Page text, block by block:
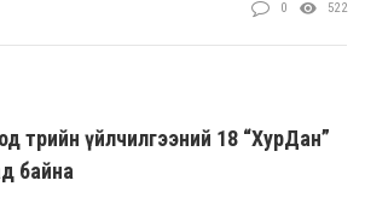
0 522
төрийн үйлчилгээний 18 “ХурДан”
байна